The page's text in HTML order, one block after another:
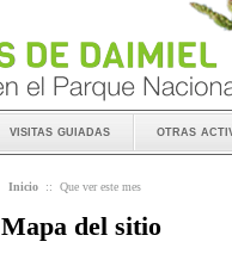
visitas guiadas otras
Inicio :: Que ver este mes
Mapa del sitio